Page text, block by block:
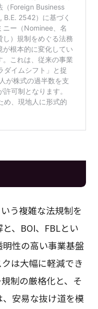
う複雑な法規制を
、BOI、FBLとい
性の高い事業基盤
は大幅に軽減でき
制の厳格化と、そ
安易な抜け道を模